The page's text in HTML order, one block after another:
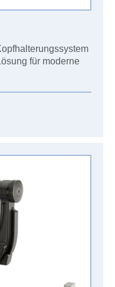
für moderne